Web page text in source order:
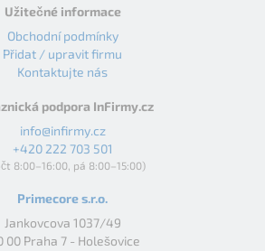
Užitečné informace
Obchodní podmínky
Přidat / upravit firmu
Kontaktujte nás
podpora InFirmy.cz
info@infirmy.cz
+420 222 703 501
8:00–16:00, pá 8:00–15:00)
Primecore s.r.o.
Jankovcova 1037/49
00 Praha 7 - Holešovice